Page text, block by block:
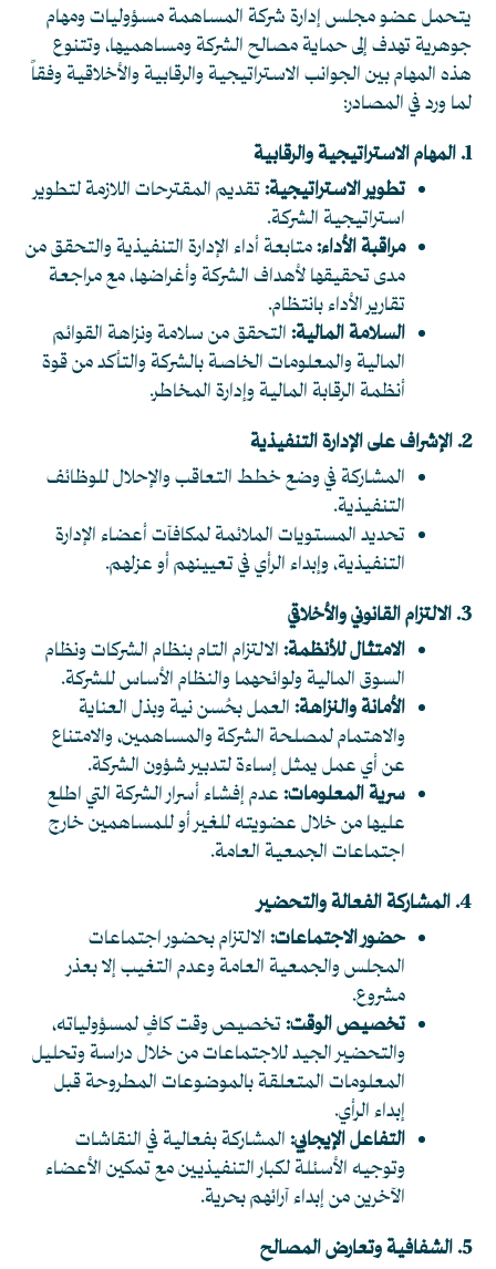
يتحمل عضو مجلس إدارة شركة المساهمة مسؤوليات ومهام
جوهرية تهدف إلى حماية مصالح الشركة ومساهميها، وتتنوع
هذه المهام بين الجوانب الاستراتيجية والرقابية والأخلاقية وفقاً
لما ورد في المصادر:
1. المهام الاستراتيجية والرقابية
تطوير الاستراتيجية:تقديم المقترحات اللازمة لتطوير
استراتيجية الشركة.
مراقبة الأداء:متابعة أداء الإدارة التنفيذية والتحقق من
مدى تحقيقها لأهداف الشركة وأغراضها، مع مراجعة
تقارير الأداء بانتظام.
السلامة المالية:التحقق من سلامة ونزاهة القوائم
المالية والمعلومات الخاصة بالشركة والتأكد من قوة
أنظمة الرقابة المالية وإدارة المخاطر.
2. الإشراف على الإدارة التنفيذية
المشاركة في وضع خطط التعاقب والإحلال للوظائف
التنفيذية.
تحديد المستويات الملائمة لمكافآت أعضاء الإدارة
التنفيذية، وإبداء الرأي في تعيينهم أو عزلهم.
3. الالتزام القانوني والأخلاقي
الامتثال للأنظمة:الالتزام التام بنظام الشركات ونظام
السوق المالية ولوائحهما والنظام الأساس للشركة.
الأمانة والنزاهة:العمل بحُسن نية وبذل العناية
والاهتمام لمصلحة الشركة والمساهمين، والامتناع
عن أي عمل يمثل إساءة لتدبير شؤون الشركة.
سرية المعلومات:عدم إفشاء أسرار الشركة التي اطلع
عليها من خلال عضويته للغير أو للمساهمين خارج
اجتماعات الجمعية العامة.
4. المشاركة الفعالة والتحضير
حضور الاجتماعات:الالتزام بحضور اجتماعات
المجلس والجمعية العامة وعدم التغيب إلا بعذر
مشروع.
تخصيص الوقت:تخصيص وقت كافٍ لمسؤولياته،
والتحضير الجيد للاجتماعات من خلال دراسة وتحليل
المعلومات المتعلقة بالموضوعات المطروحة قبل
إبداء الرأي.
التفاعل الإيجابي:المشاركة بفعالية في النقاشات
وتوجيه الأسئلة لكبار التنفيذيين مع تمكين الأعضاء
الآخرين من إبداء آرائهم بحرية.
5. الشفافية وتعارض المصالح